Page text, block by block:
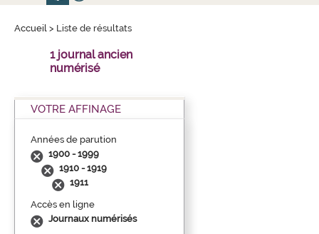
Accueil > Liste de résultats
1 journal ancien
numérisé
VOTRE AFFINAGE
Années de parution
1900 - 1999
1910 - 1919
1911
Accès en ligne
Journaux numérisés